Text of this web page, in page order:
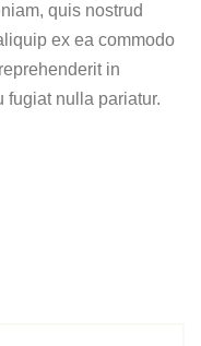
quis nostrud
ex ea commodo
in
fugiat nulla pariatur.